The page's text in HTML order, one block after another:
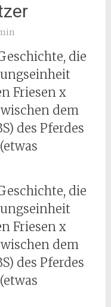
die
Friesen x
dem
des Pferdes
die
Friesen x
dem
des Pferdes